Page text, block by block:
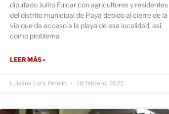
diputado Julito Fulcar con agricultores y residentes
del distrito municipal de Paya debido al cierre de la
vía que da acceso a la playa de esa localidad, así
como problema
LEER MÁS »
Luisana Lora Perello 10 febrero, 2022